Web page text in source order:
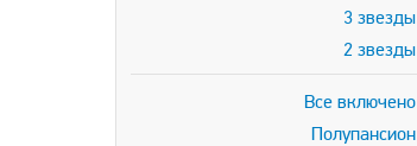
3 звезды
2 звезды
Все включено
Полупансион